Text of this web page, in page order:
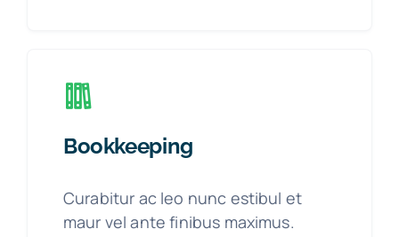
Bookkeeping
Curabitur ac leo nunc estibul et
maur vel ante finibus maximus.